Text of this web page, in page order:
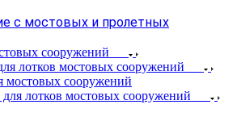
с мостовых и пролетных
сооружений
лотков мостовых сооружений
мостовых сооружений
лотков мостовых сооружений